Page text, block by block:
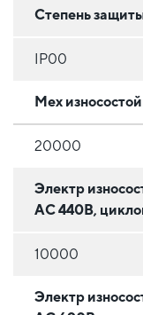
Степень
IP00
Мех
20000
Электр
АС 440В,
10000
Электр